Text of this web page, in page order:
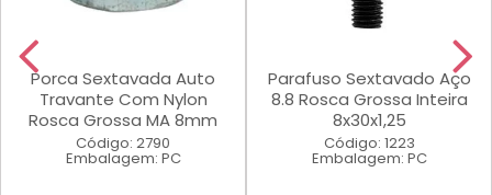
Porca Sextavada Auto
Travante Com Nylon
Rosca Grossa MA 8mm
Código: 2790
Embalagem: PC
Parafuso Sextavado Aço
8.8 Rosca Grossa Inteira
8x30x1,25
Código: 1223
Embalagem: PC